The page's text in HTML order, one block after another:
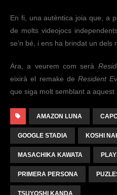
En fi, una autèntica joia que, a
de molts videojocs
se’n bé, i ens ha brindat un
Ara, a veurem com serà
eixirà el remake de Resident
que siga molt semblant a aquest
AMAZON LUNA
GOOGLE STADIA KOSHI
MASACHIKA KAWATA
PRIMERA PERSONA